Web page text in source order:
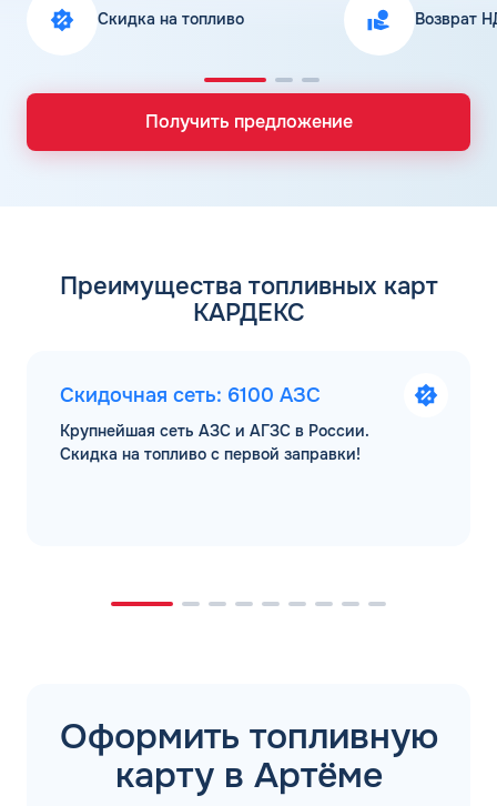
Скидка на топливо Возврат
Получить предложение
Преимущества топливных карт
КАРДЕКС
Скидочная сеть: 6100 АЗС
Крупнейшая сеть АЗС и АГЗС в России.
Скидка на топливо с первой заправки!
Оформить топливную
карту в Артёме